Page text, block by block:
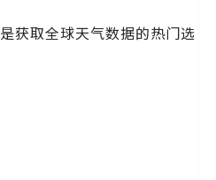
是获取全球天气数据的热门选